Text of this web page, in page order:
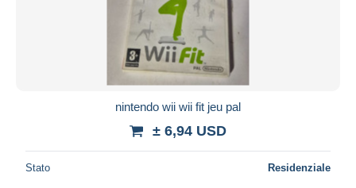
nintendo wii wii fit jeu pal
± 6,94 USD
Stato Residenziale